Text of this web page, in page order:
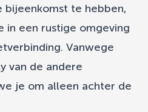
bijeenkomst te hebben,
in een rustige omgeving
Vanwege
van de andere
je om alleen achter de